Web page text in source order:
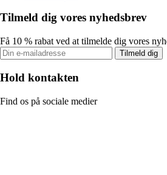
Tilmeld dig vores nyhedsbrev
Få 10 % rabat ved at tilmelde dig vores
Tilmeld dig
Hold kontakten
Find os på sociale medier